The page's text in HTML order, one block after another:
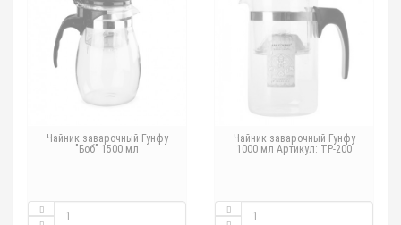
Чайник заварочный Гунфу
"Боб" 1500 мл
Чайник заварочный Гунфу
1000 мл Артикул: TP-200